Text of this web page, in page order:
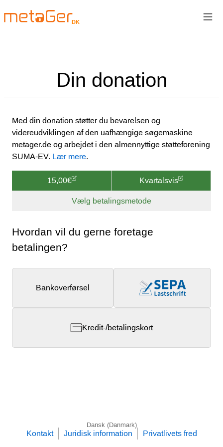
DK
Din donation
Med din donation støtter du bevarelsen og
videreudviklingen af den uafhængige søgemaskine
metager.de og arbejdet i den almennyttige støtteforening
SUMA-EV. Lær mere.
15,00€ Kvartalsvis
Vælg betalingsmetode
Hvordan vil du gerne foretage
betalingen?
Bankoverførsel
Kredit-/betalingskort
≡
Dansk (Danmark)
Kontakt Juridisk information Privatlivets fred